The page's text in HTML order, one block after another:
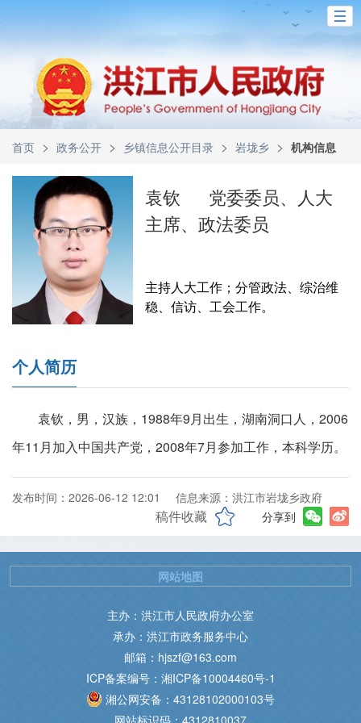
首页 > 政务公开 > 乡镇信息公开目录 > 岩垅乡 > 机构信息
袁钦
党委委员、人大
主席、政法委员
主持人大工作；分管政法、综治维
稳、信访、工会工作。
个人简历
袁钦，男，汉族，1988年9月出生，湖南洞口人，2006
年11月加入中国共产党，2008年7月参加工作，本科学历。
发布时间：2026-06-12 12:01 信息来源：洪江市岩垅乡政府
稿件收藏 分享到
主办：洪江市人民政府办公室
承办：洪江市政务服务中心
邮箱：hjszf@163.com
ICP备案编号：湘ICP备10004460号-1
湘公网安备：43128102000103号
网站标识码：4312810037
网站地图